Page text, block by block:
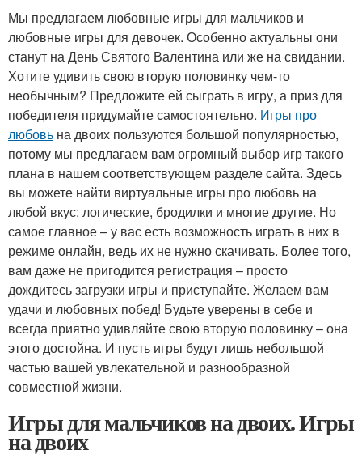
Мы предлагаем любовные игры для мальчиков и
любовные игры для девочек. Особенно актуальны они
станут на День Святого Валентина или же на свидании.
Хотите удивить свою вторую половинку чем-то
необычным? Предложите ей сыграть в игру, а приз для
победителя придумайте самостоятельно. Игры про
любовь на двоих пользуются большой популярностью,
потому мы предлагаем вам огромный выбор игр такого
плана в нашем соответствующем разделе сайта. Здесь
вы можете найти виртуальные игры про любовь на
любой вкус: логические, бродилки и многие другие. Но
самое главное – у вас есть возможность играть в них в
режиме онлайн, ведь их не нужно скачивать. Более того,
вам даже не пригодится регистрация – просто
дождитесь загрузки игры и приступайте. Желаем вам
удачи и любовных побед! Будьте уверены в себе и
всегда приятно удивляйте свою вторую половинку – она
этого достойна. И пусть игры будут лишь небольшой
частью вашей увлекательной и разнообразной
совместной жизни.
Игры для мальчиков на двоих. Игры
на двоих